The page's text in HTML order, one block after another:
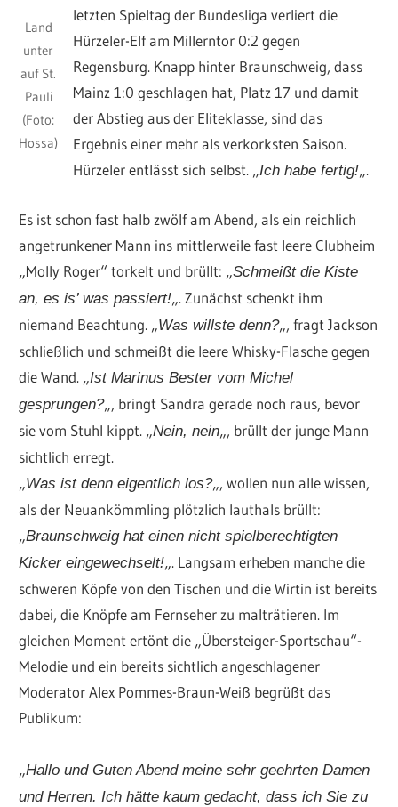
Land
unter
auf St.
Pauli
(Foto:
Hossa)
letzten Spieltag der Bundesliga verliert die
Hürzeler-Elf am Millerntor 0:2 gegen
Regensburg. Knapp hinter Braunschweig, dass
Mainz 1:0 geschlagen hat, Platz 17 und damit
der Abstieg aus der Eliteklasse, sind das
Ergebnis einer mehr als verkorksten Saison.
Hürzeler entlässt sich selbst. „Ich habe fertig!„.
Es ist schon fast halb zwölf am Abend, als ein reichlich
angetrunkener Mann ins mittlerweile fast leere Clubheim
„Molly Roger“ torkelt und brüllt: „Schmeißt die Kiste
an, es is’ was passiert!„. Zunächst schenkt ihm
niemand Beachtung. „Was willste denn?„, fragt Jackson
schließlich und schmeißt die leere Whisky-Flasche gegen
die Wand. „Ist Marinus Bester vom Michel
gesprungen?„, bringt Sandra gerade noch raus, bevor
sie vom Stuhl kippt. „Nein, nein„, brüllt der junge Mann
sichtlich erregt.
„Was ist denn eigentlich los?„, wollen nun alle wissen,
als der Neuankömmling plötzlich lauthals brüllt:
„Braunschweig hat einen nicht spielberechtigten
Kicker eingewechselt!„. Langsam erheben manche die
schweren Köpfe von den Tischen und die Wirtin ist bereits
dabei, die Knöpfe am Fernseher zu malträtieren. Im
gleichen Moment ertönt die „Übersteiger-Sportschau“-
Melodie und ein bereits sichtlich angeschlagener
Moderator Alex Pommes-Braun-Weiß begrüßt das
Publikum:
„Hallo und Guten Abend meine sehr geehrten Damen
und Herren. Ich hätte kaum gedacht, dass ich Sie zu